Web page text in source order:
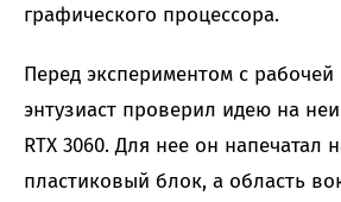
графического процессора.
Перед экспериментом с рабочей
энтузиаст проверил идею на
RTX 3060. Для нее он напечатал
пластиковый блок, а область